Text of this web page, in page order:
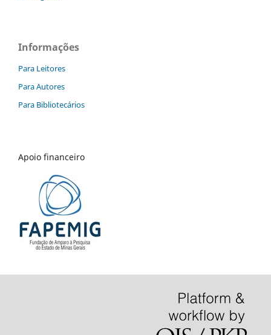
Informações
Para Leitores
Para Autores
Para Bibliotecários
Apoio financeiro